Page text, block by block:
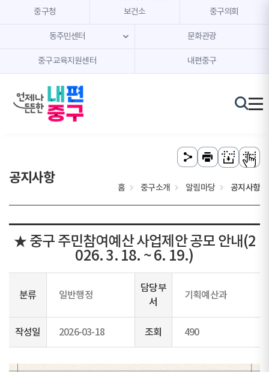
본문 내용 바로가기
주메뉴 바로가기
중구청 보건소 중구의회
동주민센터 문화관광
중구교육지원센터 내편중구
공지사항
홈 중구소개 알림마당 공지사항
★ 중구 주민참여예산 사업제안 공모 안내(2
026. 3. 18. ~ 6. 19.)
분류 일반행정
담당부
서
기획예산과
작성일 2026-03-18 조회 490